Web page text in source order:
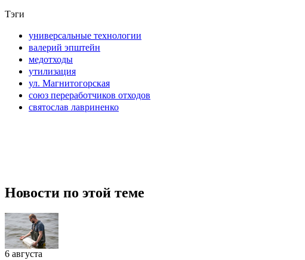
Тэги
универсальные технологии
валерий эпштейн
медотходы
утилизация
ул. Магнитогорская
союз переработчиков отходов
святослав лавриненко
Новости по этой теме
6 августа